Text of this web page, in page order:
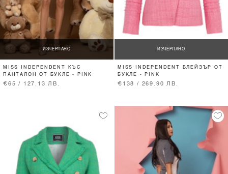
ИЗЧЕРПАНО
MISS INDEPENDENT КЪС
ПАНТАЛОН ОТ БУКЛЕ - PINK
€65 / 127.13 ЛВ.
ИЗЧЕРПАНО
MISS INDEPENDENT БЛЕЙЗЪР ОТ
БУКЛЕ - PINK
€138 / 269.90 ЛВ.